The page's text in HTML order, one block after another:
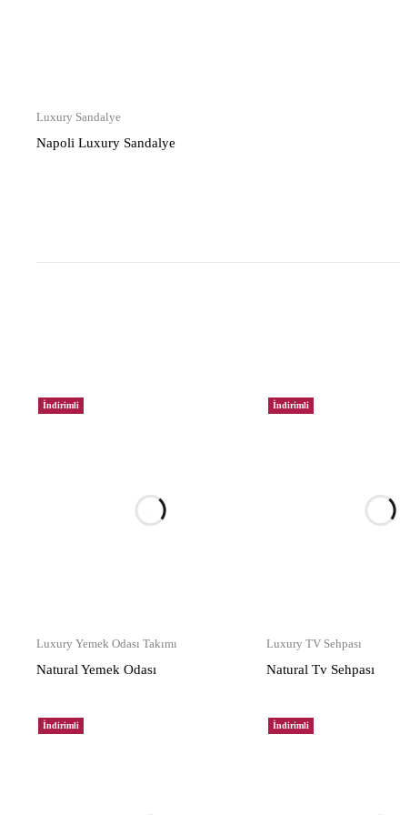
Luxury Sandalye
Napoli Luxury Sandalye
İndirimli
Luxury Yemek Odası Takımı
Natural Yemek Odası
İndirimli
Luxury TV Sehpası
Natural Tv Sehpası
İndirimli İndirimli